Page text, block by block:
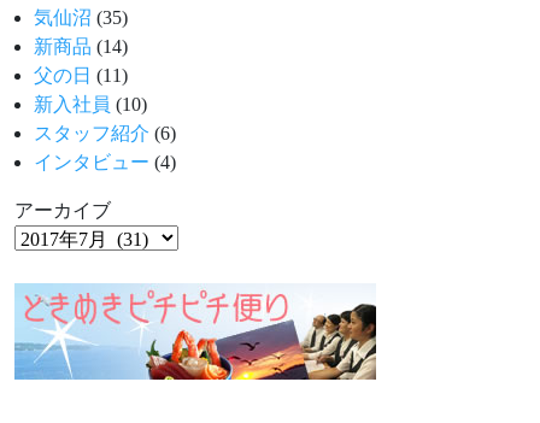
気仙沼 (35)
新商品 (14)
父の日 (11)
新入社員 (10)
スタッフ紹介 (6)
インタビュー (4)
アーカイブ